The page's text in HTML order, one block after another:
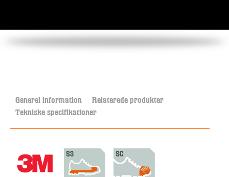
Generel information Relaterede produkter
Tekniske specifikationer